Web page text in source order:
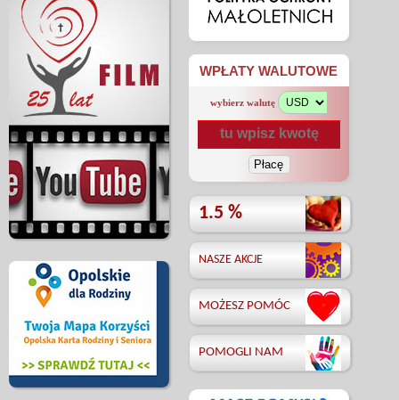
WPŁATY WALUTOWE
wybierz walutę
1.5 %
NASZE AKCJE
MOŻESZ POMÓC
POMOGLI NAM